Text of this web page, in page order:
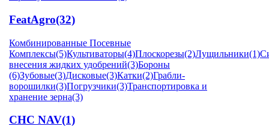
FeatAgro(32)
Комбинированные Посевные
Комплексы(5)Культиваторы(4)Плоскорезы(2)Лущильники(1)
внесения жидких удобрений(3)Бороны
(6)Зубовые(3)Дисковые(3)Катки(2)Грабли-
ворошилки(3)Погрузчики(3)Транспортировка и
хранение зерна(3)
CHC NAV(1)